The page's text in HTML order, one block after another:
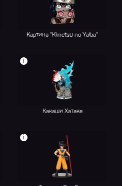
Картина "Kimetsu no Yaiba"
i
Какаши Хатаке
i